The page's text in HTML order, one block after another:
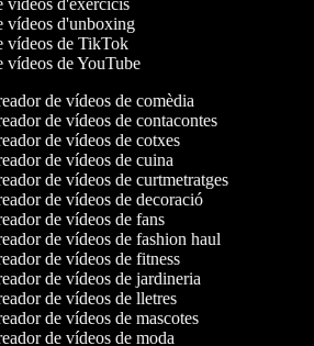
vídeos d'exercicis
vídeos d'unboxing
vídeos de TikTok
vídeos de YouTube
de vídeos de comèdia
de vídeos de contacontes
de vídeos de cotxes
de vídeos de cuina
de vídeos de curtmetratges
de vídeos de decoració
de vídeos de fans
de vídeos de fashion haul
de vídeos de fitness
de vídeos de jardineria
de vídeos de lletres
de vídeos de mascotes
de vídeos de moda